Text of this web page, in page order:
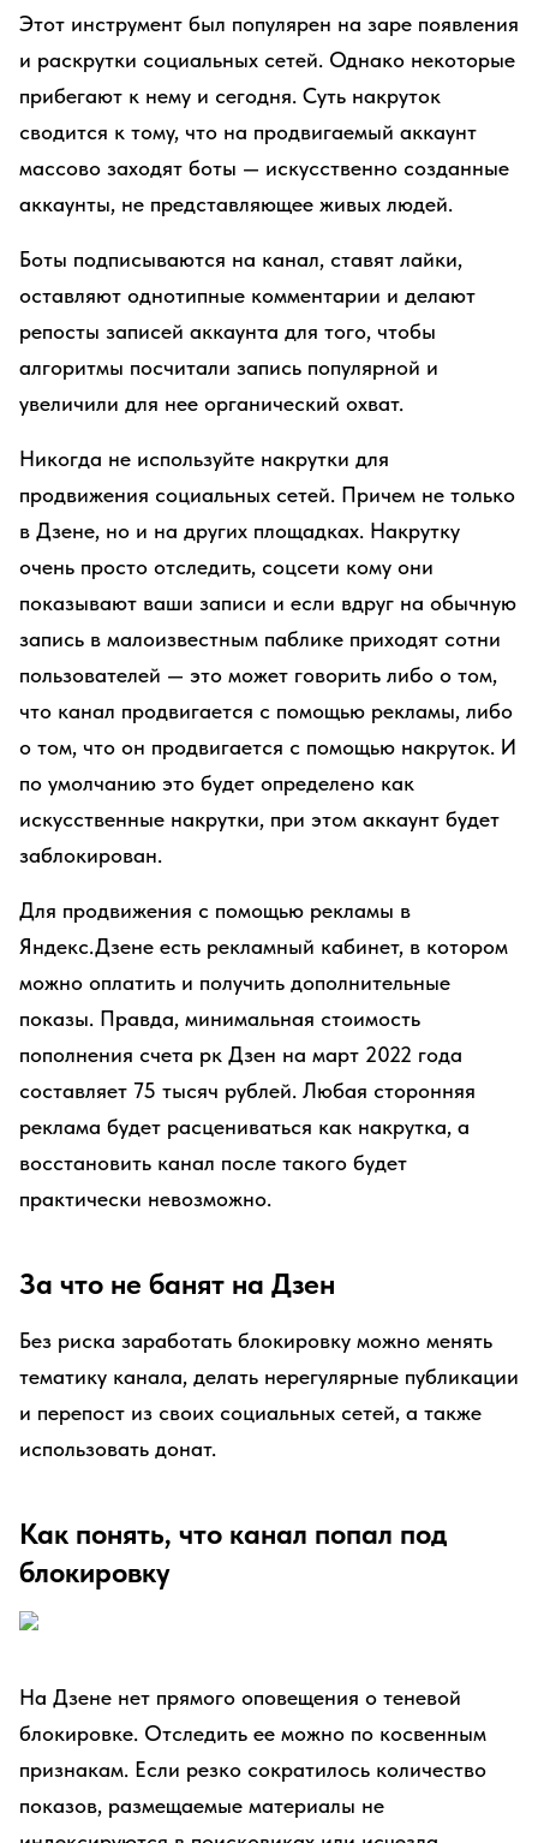
Этот инструмент был популярен на заре появления
и раскрутки социальных сетей. Однако некоторые
прибегают к нему и сегодня. Суть накруток
сводится к тому, что на продвигаемый аккаунт
массово заходят боты — искусственно созданные
аккаунты, не представляющее живых людей.
Боты подписываются на канал, ставят лайки,
оставляют однотипные комментарии и делают
репосты записей аккаунта для того, чтобы
алгоритмы посчитали запись популярной и
увеличили для нее органический охват.
Никогда не используйте накрутки для
продвижения социальных сетей. Причем не только
в Дзене, но и на других площадках. Накрутку
очень просто отследить, соцсети кому они
показывают ваши записи и если вдруг на обычную
запись в малоизвестным паблике приходят сотни
пользователей — это может говорить либо о том,
что канал продвигается с помощью рекламы, либо
о том, что он продвигается с помощью накруток. И
по умолчанию это будет определено как
искусственные накрутки, при этом аккаунт будет
заблокирован.
Для продвижения с помощью рекламы в
Яндекс.Дзене есть рекламный кабинет, в котором
можно оплатить и получить дополнительные
показы. Правда, минимальная стоимость
пополнения счета рк Дзен на март 2022 года
составляет 75 тысяч рублей. Любая сторонняя
реклама будет расцениваться как накрутка, а
восстановить канал после такого будет
практически невозможно.
За что не банят на Дзен
Без риска заработать блокировку можно менять
тематику канала, делать нерегулярные публикации
и перепост из своих социальных сетей, а также
использовать донат.
Как понять, что канал попал под
блокировку
На Дзене нет прямого оповещения о теневой
блокировке. Отследить ее можно по косвенным
признакам. Если резко сократилось количество
показов, размещаемые материалы не